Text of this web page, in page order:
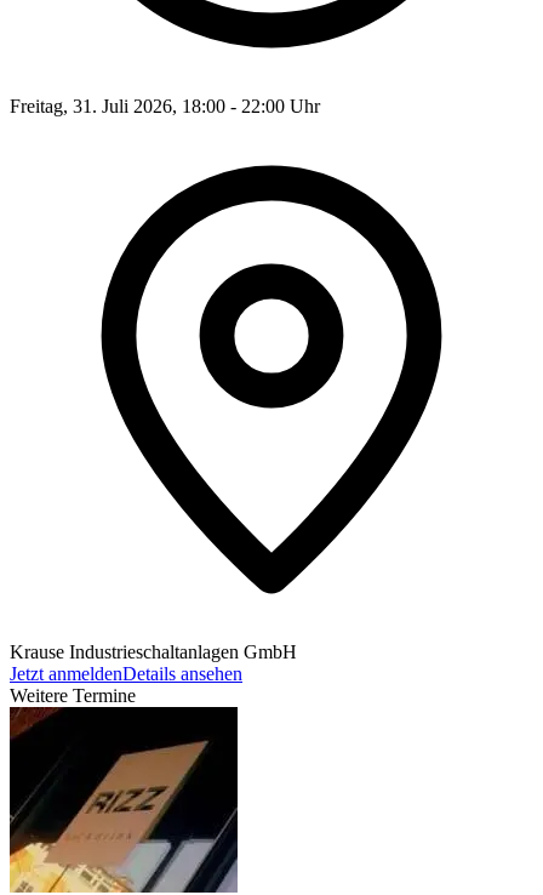
Freitag, 31. Juli 2026, 18:00 - 22:00 Uhr
Krause Industrieschaltanlagen GmbH
Jetzt anmeldenDetails ansehen
Weitere Termine